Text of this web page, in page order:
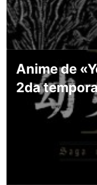
Anime de
2da